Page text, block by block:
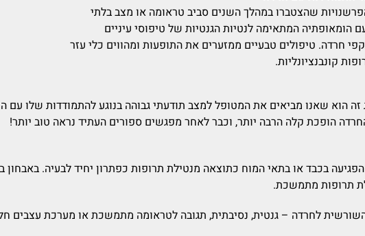
שהצטברו במהלך השנים סביב טראומה או מצב בלתי
הומאופתיה המתאימה לנטיות הגנטיות של טיפוסי עיניים
חרדה. טיפולים טבעיים ממזערים את התופעות ומהווים כלי עזר
קונבנציונליות.
הוא שאנו מביאים את המטופל למצב תודעתי גבוהה בנוגע להתמודדות שלו
הופכת קלה הרבה יותר, וכבר לאחר מפגשים ספורים העתיד נראה טוב יותר!
בכבד או בתאי המוח כתוצאה מנטילת תרופות כפתרון יחיד לבעיה. באבחון
תרופות מתמשכת.​
לחרדה – גנטית, נסיבתית, תגובה לטראומה מתמשכת או מערכת עצבים